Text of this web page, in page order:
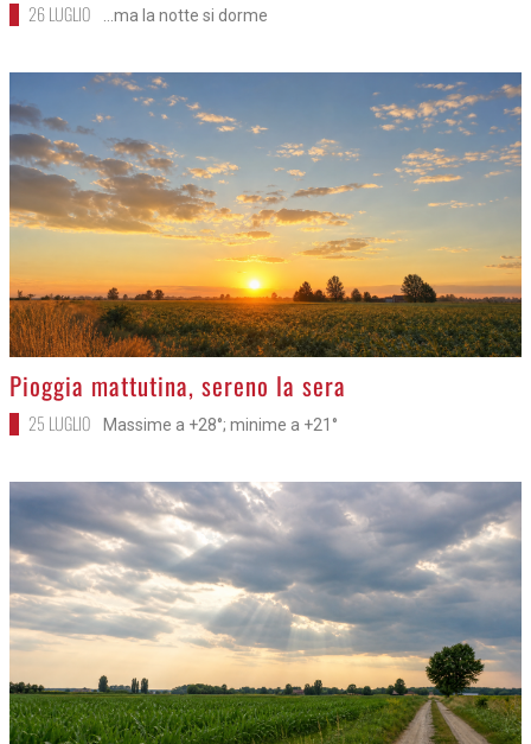
26 LUGLIO ...ma la notte si dorme
>
Pioggia mattutina, sereno la sera
25 LUGLIO Massime a +28°; minime a +21°